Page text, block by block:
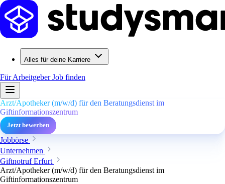
Alles für deine Karriere
Für ArbeitgeberJob finden
Arzt/Apotheker (m/w/d) für den Beratungsdienst im
Giftinformationszentrum
Jetzt bewerben
Jobbörse
Unternehmen
Giftnotruf Erfurt
Arzt/Apotheker (m/w/d) für den Beratungsdienst im
Giftinformationszentrum